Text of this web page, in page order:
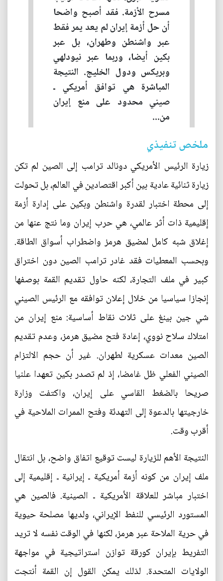
مسرح الأزمة. فقد أصبح واضحا
أن حل أزمة إيران لم يعد يمر فقط
عبر واشنطن وطهران، بل عبر
بكين أيضا، وربما عبر نيودلهي
وبريكس ودول الخليج. النتيجة
المباشرة هي توافق أمريكي ـ
صيني محدود على منع إيران
من...
ملخص تنفيذي
زيارة الرئيس الأمريكي دونالد ترامب إلى الصين لم تكن
زيارة ثنائية عادية بين أكبر اقتصادين في العالم، بل تحولت
إلى محطة اختبار لقدرة واشنطن وبكين على إدارة أزمة
إقليمية ذات أثر عالمي، هي حرب إيران وما نتج عنها من
إغلاق شبه كامل لمضيق هرمز واضطراب أسواق الطاقة.
وبحسب المعطيات فقد غادر ترامب الصين دون اختراق
كبير في ملف التجارة، لكنه حاول تقديم القمة بوصفها
إنجازا سياسيا من خلال إعلان توافقه مع الرئيس الصيني
شي جين بينغ على ثلاث نقاط أساسية: منع إيران من
امتلاك سلاح نووي، إعادة فتح مضيق هرمز، وعدم تقديم
الصين معدات عسكرية لطهران. غير أن حجم الالتزام
الصيني الفعلي ظل غامضا، إذ لم تصدر بكين تعهدا علنيا
صريحا بالضغط القاسي على إيران، واكتفت وزارة
خارجيتها بالدعوة إلى التهدئة وفتح الممرات الملاحية في
أقرب وقت.
النتيجة الأهم للزيارة ليست توقيع اتفاق واضح، بل انتقال
ملف إيران من كونه أزمة أمريكية ـ إيرانية ـ إقليمية إلى
اختبار مباشر للعلاقة الأمريكية ـ الصينية. فالصين هي
المستورد الرئيسي للنفط الإيراني، ولديها مصلحة حيوية
في حرية الملاحة عبر هرمز، لكنها في الوقت نفسه لا تريد
التفريط بإيران كورقة توازن استراتيجية في مواجهة
الولايات المتحدة. لذلك يمكن القول إن القمة أنتجت